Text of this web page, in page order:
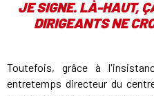
JE SIGNE. LÀ-HAUT,
DIRIGEANTS NE
Toutefois, grâce à
entretemps directeur du